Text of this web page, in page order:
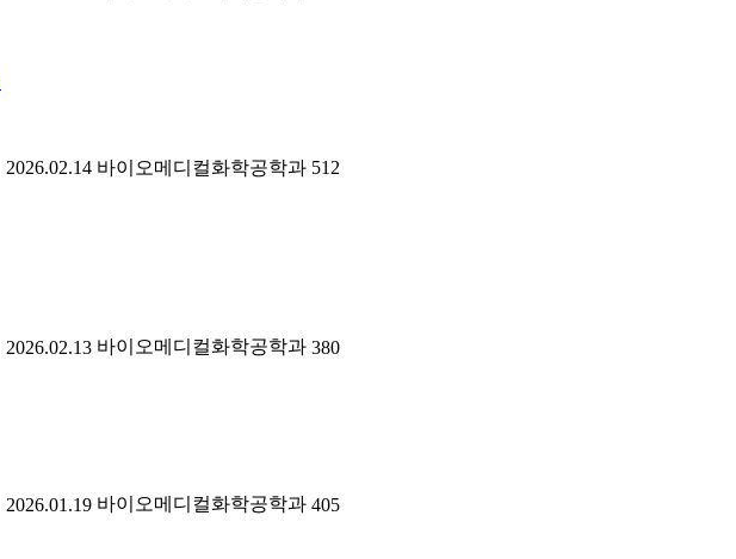
2026.02.14 바이오메디컬화학공학과 512
2026.02.13 바이오메디컬화학공학과 380
2026.01.19 바이오메디컬화학공학과 405